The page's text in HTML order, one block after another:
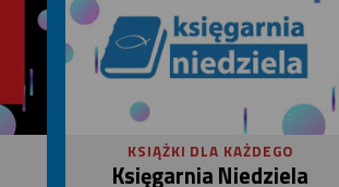
KSIĄŻKI DLA KAŻDEGO
Księgarnia Niedziela